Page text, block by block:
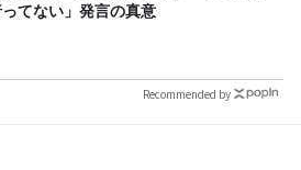
てない」発言の真意
Recommended by